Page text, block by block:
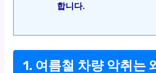
합니다.
1. 여름철 차량 악취는